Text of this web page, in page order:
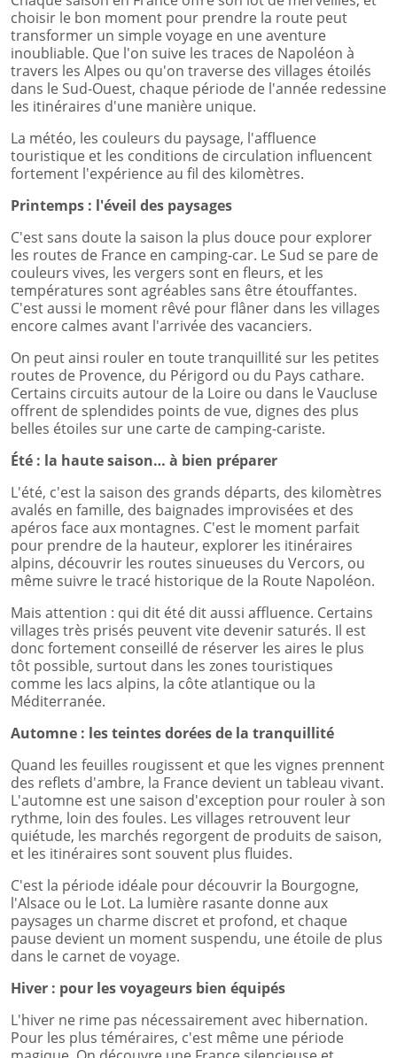
choisir le bon moment pour prendre la route peut
transformer un simple voyage en une aventure
inoubliable. Que l'on suive les traces de Napoléon à
travers les Alpes ou qu'on traverse des villages étoilés
dans le Sud-Ouest, chaque période de l'année redessine
les itinéraires d'une manière unique.
La météo, les couleurs du paysage, l'affluence
touristique et les conditions de circulation influencent
fortement l'expérience au fil des kilomètres.
Printemps : l'éveil des paysages
C'est sans doute la saison la plus douce pour explorer
les routes de France en camping-car. Le Sud se pare de
couleurs vives, les vergers sont en fleurs, et les
températures sont agréables sans être étouffantes.
C'est aussi le moment rêvé pour flâner dans les villages
encore calmes avant l'arrivée des vacanciers.
On peut ainsi rouler en toute tranquillité sur les petites
routes de Provence, du Périgord ou du Pays cathare.
Certains circuits autour de la Loire ou dans le Vaucluse
offrent de splendides points de vue, dignes des plus
belles étoiles sur une carte de camping-cariste.
Été : la haute saison… à bien préparer
L'été, c'est la saison des grands départs, des kilomètres
avalés en famille, des baignades improvisées et des
apéros face aux montagnes. C'est le moment parfait
pour prendre de la hauteur, explorer les itinéraires
alpins, découvrir les routes sinueuses du Vercors, ou
même suivre le tracé historique de la Route Napoléon.
Mais attention : qui dit été dit aussi affluence. Certains
villages très prisés peuvent vite devenir saturés. Il est
donc fortement conseillé de réserver les aires le plus
tôt possible, surtout dans les zones touristiques
comme les lacs alpins, la côte atlantique ou la
Méditerranée.
Automne : les teintes dorées de la tranquillité
Quand les feuilles rougissent et que les vignes prennent
des reflets d'ambre, la France devient un tableau vivant.
L'automne est une saison d'exception pour rouler à son
rythme, loin des foules. Les villages retrouvent leur
quiétude, les marchés regorgent de produits de saison,
et les itinéraires sont souvent plus fluides.
C'est la période idéale pour découvrir la Bourgogne,
l'Alsace ou le Lot. La lumière rasante donne aux
paysages un charme discret et profond, et chaque
pause devient un moment suspendu, une étoile de plus
dans le carnet de voyage.
Hiver : pour les voyageurs bien équipés
L'hiver ne rime pas nécessairement avec hibernation.
Pour les plus téméraires, c'est même une période